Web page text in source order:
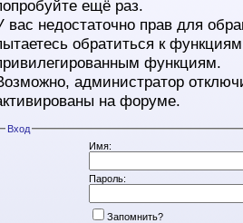
ещё раз.
вас недостаточно прав для
обратиться к
функциям.
администратор
на форуме.
Вход
Имя:
Пароль:
Запомнить?